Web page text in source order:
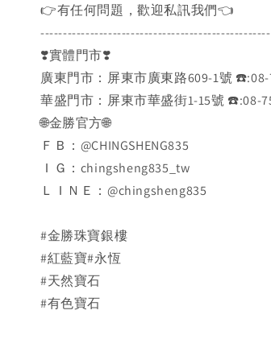
👉️有任何問題，歡迎私訊我們👈️
❣️實體門市❣️
廣東門市：屏東市廣東路609-1號 ☎️:08-
華盛門市：屏東市華盛街1-15號 ☎️:08-
🌐金勝官方🌐
ＦＢ：@CHINGSHENG835
ＩＧ：chingsheng835_tw
ＬＩＮＥ：@chingsheng835
#金勝珠寶銀樓
#紅藍寶#永恆
#天然寶石
#有色寶石